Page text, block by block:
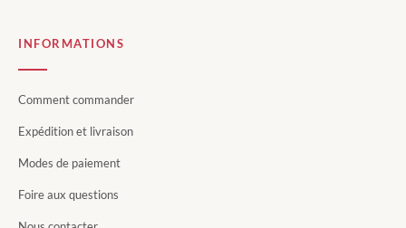
INFORMATIONS
Comment commander
Expédition et livraison
Modes de paiement
Foire aux questions